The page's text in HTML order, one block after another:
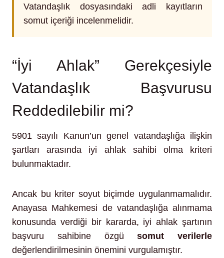
Vatandaşlık dosyasındaki adli kayıtların
somut içeriği incelenmelidir.
“İyi Ahlak” Gerekçesiyle
Vatandaşlık Başvurusu
Reddedilebilir mi?
5901 sayılı Kanun’un genel vatandaşlığa ilişkin
şartları arasında iyi ahlak sahibi olma kriteri
bulunmaktadır.
Ancak bu kriter soyut biçimde uygulanmamalıdır.
Anayasa Mahkemesi de vatandaşlığa alınmama
konusunda verdiği bir kararda, iyi ahlak şartının
başvuru sahibine özgüsomut verilerle
değerlendirilmesinin önemini vurgulamıştır.